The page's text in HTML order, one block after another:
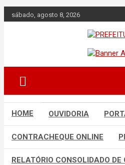
Skip
to
sábado, agosto 8, 2026
HOME OUVIDORIA
CONTRACHEQUE ONLINE
RELATÓRIO CONSOLIDADO